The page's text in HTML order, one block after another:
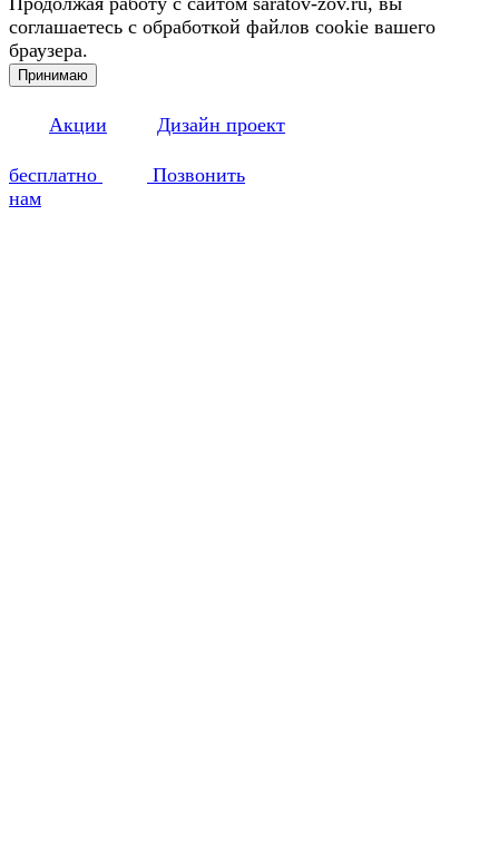
соглашаетесь с обработкой файлов cookie вашего
браузера.
Принимаю
Акции Дизайн проект
бесплатно
Позвонить
нам